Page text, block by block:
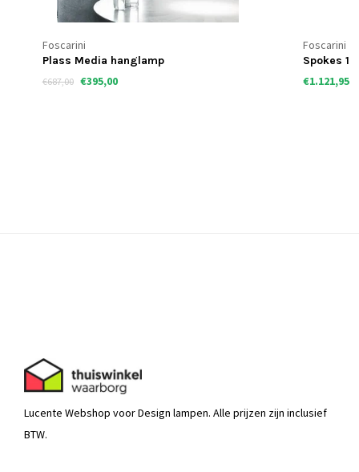
Foscarini
Plass Media hanglamp
€687,00 €395,00
Foscarini
Spokes 1
€1.121,95
Lucente Webshop voor Design lampen. Alle prijzen zijn inclusief
BTW.